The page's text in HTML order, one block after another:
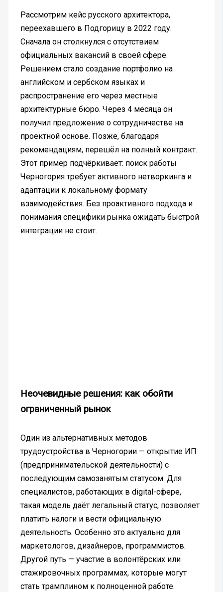
Рассмотрим кейс русского архитектора,
переехавшего в Подгорицу в 2022 году.
Сначала он столкнулся с отсутствием
официальных вакансий в своей сфере.
Решением стало создание портфолио на
английском и сербском языках и
распространение его через местные
архитектурные бюро. Через 4 месяца он
получил предложение о сотрудничестве на
проектной основе. Позже, благодаря
рекомендациям, перешёл на полный контракт.
Этот пример подчёркивает: поиск работы
Черногория требует активного нетворкинга и
адаптации к локальному формату
взаимодействия. Без проактивного подхода и
понимания специфики рынка ожидать быстрой
интеграции не стоит.
Неочевидные решения: как обойти
ограниченный рынок
Один из альтернативных методов
трудоустройства в Черногории — открытие ИП
(предпринимательской деятельности) с
последующим самозанятым статусом. Для
специалистов, работающих в digital-сфере,
такая модель даёт легальный статус, позволяет
платить налоги и вести официальную
деятельность. Особенно это актуально для
маркетологов, дизайнеров, программистов.
Другой путь — участие в волонтёрских или
стажировочных программах, которые могут
стать трамплином к полноценной работе.